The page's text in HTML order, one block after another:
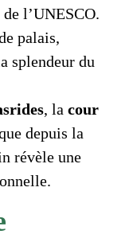
l’UNESCO.
palais,
splendeur du
, la cour
depuis la
révèle une